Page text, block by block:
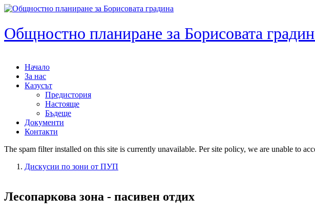
Skip to main content
Общностно планиране за Борисовата
Main menu
Начало
За нас
Казусът
Предистория
Настояще
Бъдеще
Документи
Контакти
Error message
The spam filter installed on this site is currently unavailable. Per site policy, we are unable to
Дискусии по зони от ПУП
Лесопаркова зона - пасивен отдих